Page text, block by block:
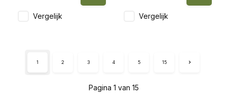
Vergelijk Vergelijk
Pagina 1 van 15
1 2 3 4 5 15